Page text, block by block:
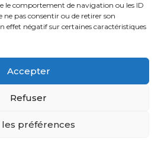
le comportement de navigation ou les ID
ne pas consentir ou de retirer son
effet négatif sur certaines caractéristiques
Accepter
Refuser
les préférences
en ligne ouverte aux clubs de ping pong,
amateurs - Raquettes de ping pong, sacs,
tables de ping pong, colles, nettoyants,
@Proximité - Création de site internet à
| Manche | Normandie |